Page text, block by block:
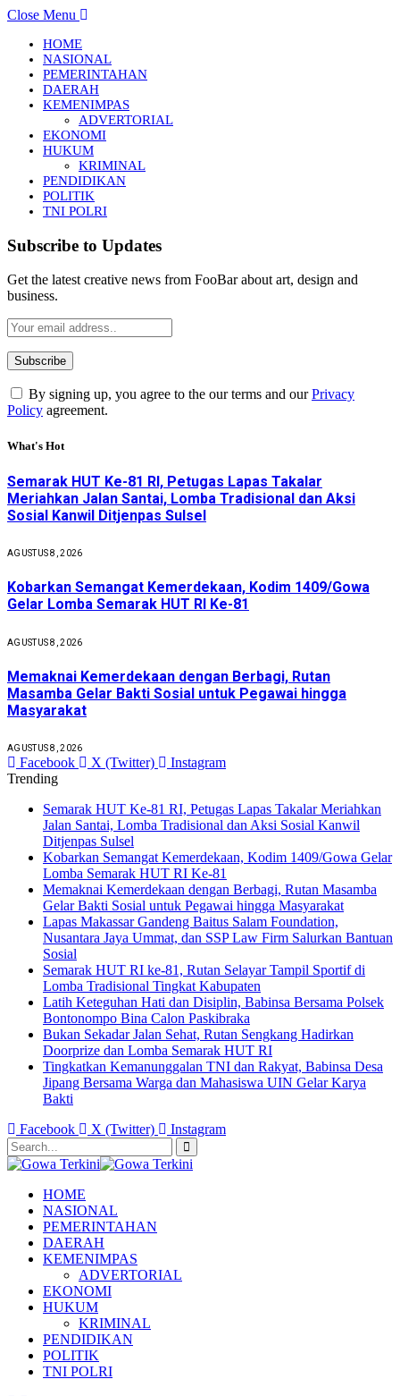
Close Menu
HOME
NASIONAL
PEMERINTAHAN
DAERAH
KEMENIMPAS
ADVERTORIAL
EKONOMI
HUKUM
KRIMINAL
PENDIDIKAN
POLITIK
TNI POLRI
Subscribe to Updates
Get the latest creative news from FooBar about art, design and
business.
By signing up, you agree to the our terms and ourPrivacy
Policy agreement.
What's Hot
Semarak HUT Ke-81 RI, Petugas Lapas Takalar
Meriahkan Jalan Santai, Lomba Tradisional dan Aksi
Sosial Kanwil Ditjenpas Sulsel
AGUSTUS 8, 2026
Kobarkan Semangat Kemerdekaan, Kodim 1409/Gowa
Gelar Lomba Semarak HUT RI Ke-81
AGUSTUS 8, 2026
Memaknai Kemerdekaan dengan Berbagi, Rutan
Masamba Gelar Bakti Sosial untuk Pegawai hingga
Masyarakat
AGUSTUS 8, 2026
Facebook X (Twitter)
Instagram
Trending
Semarak HUT Ke-81 RI, Petugas Lapas Takalar Meriahkan
Jalan Santai, Lomba Tradisional dan Aksi Sosial Kanwil
Ditjenpas Sulsel
Kobarkan Semangat Kemerdekaan, Kodim 1409/Gowa Gelar
Lomba Semarak HUT RI Ke-81
Memaknai Kemerdekaan dengan Berbagi, Rutan Masamba
Gelar Bakti Sosial untuk Pegawai hingga Masyarakat
Lapas Makassar Gandeng Baitus Salam Foundation,
Nusantara Jaya Ummat, dan SSP Law Firm Salurkan Bantuan
Sosial
Semarak HUT RI ke-81, Rutan Selayar Tampil Sportif di
Lomba Tradisional Tingkat Kabupaten
Latih Keteguhan Hati dan Disiplin, Babinsa Bersama Polsek
Bontonompo Bina Calon Paskibraka
Bukan Sekadar Jalan Sehat, Rutan Sengkang Hadirkan
Doorprize dan Lomba Semarak HUT RI
Tingkatkan Kemanunggalan TNI dan Rakyat, Babinsa Desa
Jipang Bersama Warga dan Mahasiswa UIN Gelar Karya
Bakti
Facebook
X (Twitter) Instagram
HOME
NASIONAL
PEMERINTAHAN
DAERAH
KEMENIMPAS
ADVERTORIAL
EKONOMI
HUKUM
KRIMINAL
PENDIDIKAN
POLITIK
TNI POLRI